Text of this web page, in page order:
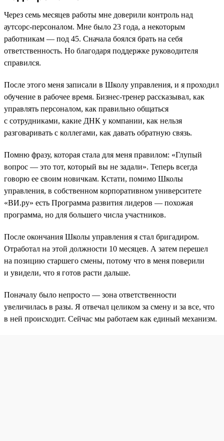
Через семь месяцев работы мне доверили контроль над
аутсорс-персоналом. Мне было 23 года, а некоторым
работникам — под 45. Сначала боялся брать на себя
ответственность. Но благодаря поддержке руководителя
справился.
После этого меня записали в Школу управления, и я проходил
обучение в рабочее время. Бизнес-тренер рассказывал, как
управлять персоналом, как правильно общаться
с сотрудниками, какие ДНК у компании, как нельзя
разговаривать с коллегами, как давать обратную связь.
Помню фразу, которая стала для меня правилом: «Глупый
вопрос — это тот, который вы не задали». Теперь всегда
говорю ее своим новичкам. Кстати, помимо Школы
управления, в собственном корпоративном университете
«ВИ.ру» есть Программа развития лидеров — похожая
программа, но для большего числа участников.
После окончания Школы управления я стал бригадиром.
Отработал на этой должности 10 месяцев. А затем перешел
на позицию старшего смены, потому что в меня поверили
и увидели, что я готов расти дальше.
Поначалу было непросто — зона ответственности
увеличилась в разы. Я отвечал целиком за смену и за все, что
в ней происходит. Сейчас мы работаем как единый механизм.